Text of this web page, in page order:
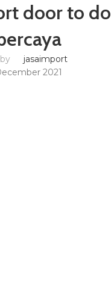
door to
jasaimport
2021